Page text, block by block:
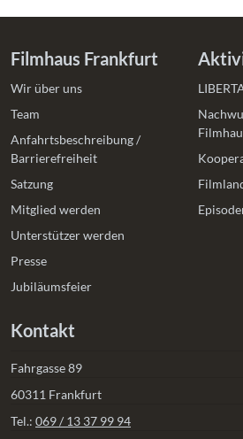
Filmhaus Frankfurt
Wir über uns
Team
Anfahrtsbeschreibung /
Barrierefreiheit
Satzung
Mitglied werden
Unterstützer werden
Presse
Jubiläumsfeier
Kontakt
Fahrgasse 89
60311 Frankfurt
Tel.: 069 / 13 37 99 94